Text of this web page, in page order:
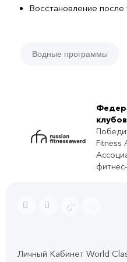
Восстановление
Водные программы
Fitness
Личный Кабинет World